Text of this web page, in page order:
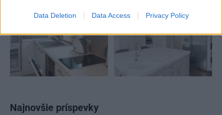
Data Deletion Data Access Privacy Policy
Najnovšie príspevky